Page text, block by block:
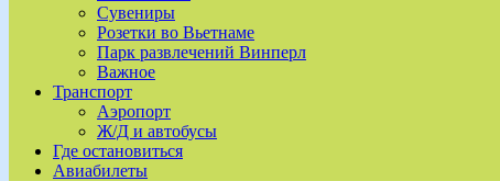
Сувениры
Розетки во Вьетнаме
Парк развлечений Винперл
Важное
Транспорт
Аэропорт
Ж/Д и автобусы
Где остановиться
Авиабилеты